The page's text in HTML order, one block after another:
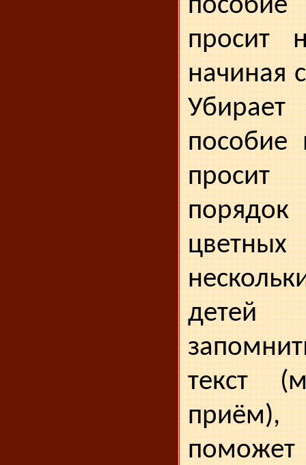
просит
начиная
детей
текст